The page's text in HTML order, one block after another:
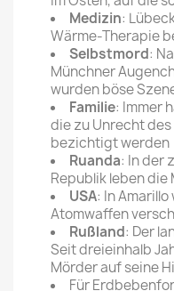
Medizin:
Wärme-Therapie
Selbstmord:
Münchner
wurden böse
Familie: Immer
die zu Unrecht
bezichtigt werden
Ruanda: In der
Republik leben
USA: In
Atomwaffen
Rußland: Der
Seit dreieinhalb
Mörder auf seine
Für